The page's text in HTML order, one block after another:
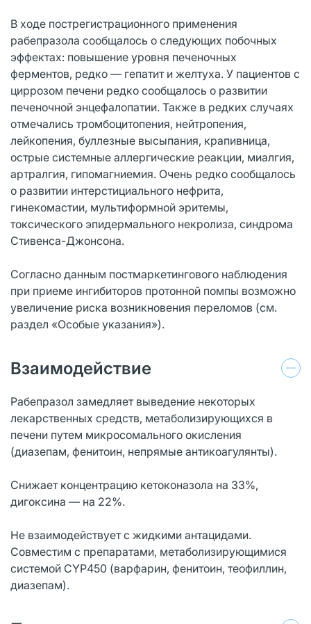
В ходе пострегистрационного применения
рабепразола сообщалось о следующих побочных
эффектах: повышение уровня печеночных
ферментов, редко — гепатит и желтуха. У пациентов с
циррозом печени редко сообщалось о развитии
печеночной энцефалопатии. Также в редких случаях
отмечались тромбоцитопения, нейтропения,
лейкопения, буллезные высыпания, крапивница,
острые системные аллергические реакции, миалгия,
артралгия, гипомагниемия. Очень редко сообщалось
о развитии интерстициального нефрита,
гинекомастии, мультиформной эритемы,
токсического эпидермального некролиза, синдрома
Стивенса-Джонсона.
Согласно данным постмаркетингового наблюдения
при приеме ингибиторов протонной помпы возможно
увеличение риска возникновения переломов (см.
раздел «Особые указания»).
Взаимодействие
Рабепразол замедляет выведение некоторых
лекарственных средств, метаболизирующихся в
печени путем микросомального окисления
(диазепам, фенитоин, непрямые антикоагулянты).
Снижает концентрацию кетоконазола на 33%,
дигоксина — на 22%.
Не взаимодействует с жидкими антацидами.
Совместим с препаратами, метаболизирующимися
системой CYP450 (варфарин, фенитоин, теофиллин,
диазепам).